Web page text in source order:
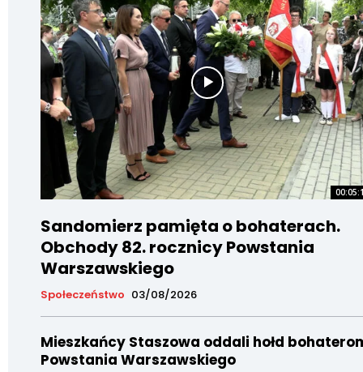
Sandomierz pamięta o bohaterach.
Obchody 82. rocznicy Powstania
Warszawskiego
Społeczeństwo 03/08/2026
Mieszkańcy Staszowa oddali hołd
Powstania Warszawskiego